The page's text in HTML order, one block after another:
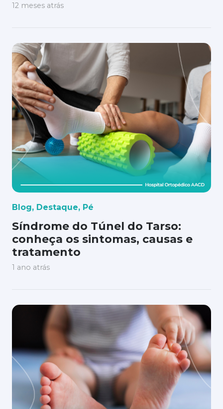
12 meses atrás
Blog, Destaque, Pé
Síndrome do Túnel do Tarso:
conheça os sintomas, causas e
tratamento
1 ano atrás